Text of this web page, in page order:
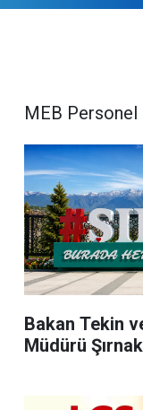
MEB Personel
Bakan Tekin
Müdürü